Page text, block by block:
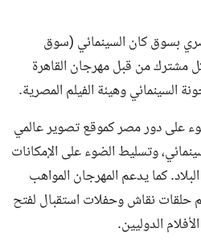
بسوق كان السينمائي (سوق
مشترك من قبل مهرجان القاهرة
السينمائي وهيئة الفيلم المصرية.
على دور مصر كموقع تصوير عالمي
وتسليط الضوء على الإمكانات
البلاد. كما يدعم المهرجان المواهب
حلقات نقاش وحفلات استقبال لفتح
الدوليين.